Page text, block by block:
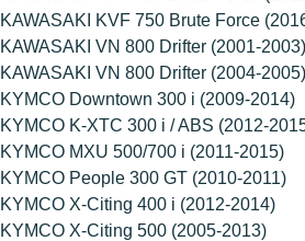
KAWASAKI KVF 750 Brute Force
KAWASAKI VN 800 Drifter (2001-2003)
KAWASAKI VN 800 Drifter (2004-2005)
KYMCO Downtown 300 i (2009-2014)
KYMCO K-XTC 300 i / ABS (2012-
KYMCO MXU 500/700 i (2011-2015)
KYMCO People 300 GT (2010-2011)
KYMCO X-Citing 400 i (2012-2014)
KYMCO X-Citing 500 (2005-2013)